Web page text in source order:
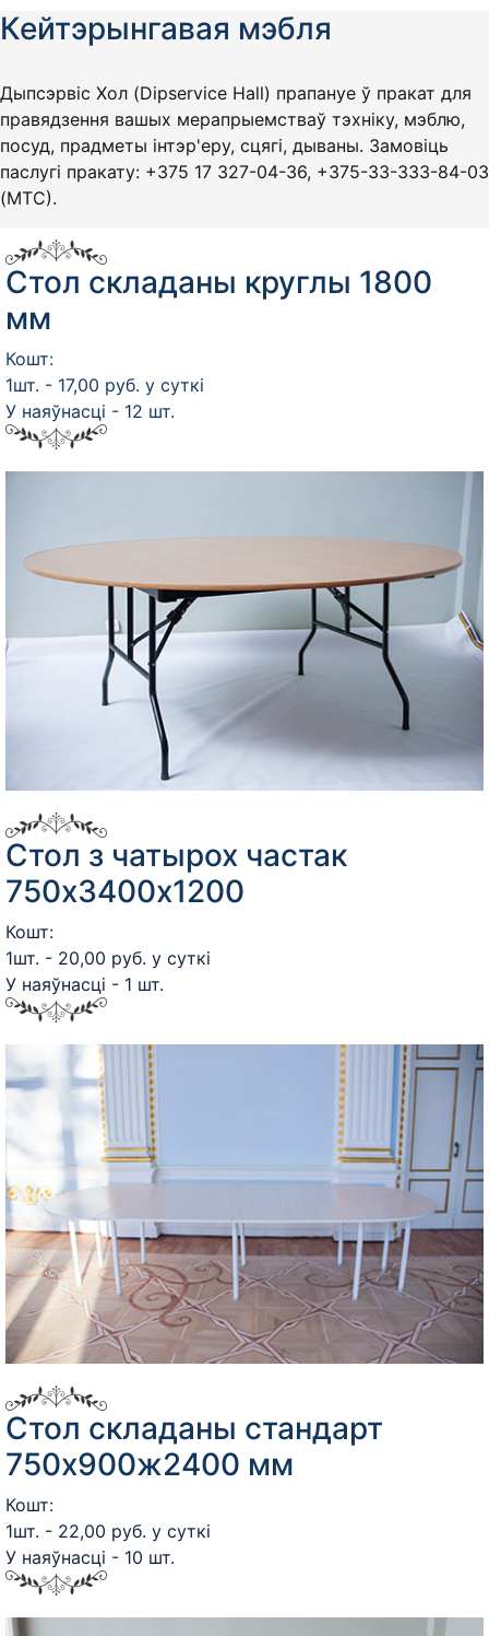
Кейтэрынгавая мэбля
Дыпсэрвіс Хол (Dipservice Hall) прапануе ў пракат для
правядзення вашых мерапрыемстваў тэхніку, мэблю,
посуд, прадметы інтэр'еру, сцягі, дываны. Замовіць
паслугі пракату: +375 17 327-04-36, +375-33-333-84-03
(МТС).
Стол складаны круглы 1800
мм
Кошт:
1шт. - 17,00 руб. у суткі
У наяўнасці - 12 шт.
Стол з чатырох частак
750х3400х1200
Кошт:
1шт. - 20,00 руб. у суткі
У наяўнасці - 1 шт.
Стол складаны стандарт
750х900ж2400 мм
Кошт:
1шт. - 22,00 руб. у суткі
У наяўнасці - 10 шт.